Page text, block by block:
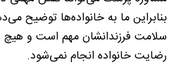
بنابراین ما به خانواده‌ها توضیح
سلامت فرزندانشان مهم است و
رضایت خانواده انجام نمی‌شود.